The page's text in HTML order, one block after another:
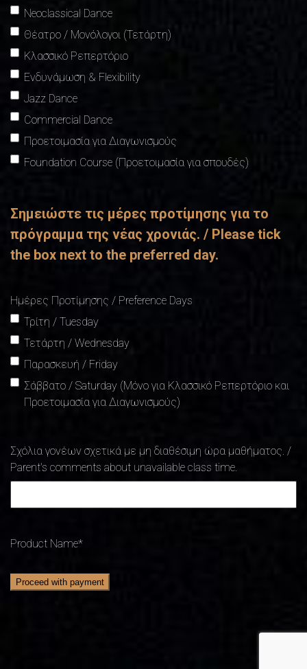
Νeoclassical Dance
Θέατρο / Μονόλογοι (Τετάρτη)
Κλασσικό Ρεπερτόριο
Ενδυνάμωση & Flexibility
Jazz Dance
Commercial Dance
Προετοιμασία για Διαγωνισμούς
Foundation Course (Προετοιμασία για σπουδές)
Σημειώστε τις μέρες προτίμησης για το
πρόγραμμα της νέας χρονιάς. / Please tick
the box next to the preferred day.
Ημέρες Προτίμησης / Preference Days
Τρίτη / Tuesday
Τετάρτη / Wednesday
Παρασκευή / Friday
Σάββατο / Saturday (Μόνο για Κλασσικό Ρεπερτόριο και
Προετοιμασία για Διαγωνισμούς)
Σχόλια γονέων σχετικά με μη διαθέσιμη ώρα μαθήματος. /
Parent's comments about unavailable class time.
Product Name*